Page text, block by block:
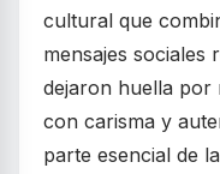
cultural que
mensajes sociales
dejaron huella por
con carisma y
parte esencial de